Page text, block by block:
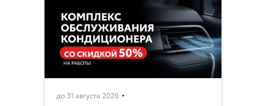
до 31 августа 2026